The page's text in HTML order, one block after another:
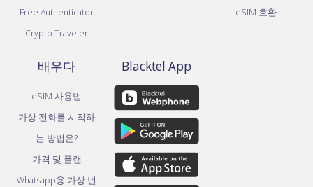
Free Authenticator
Crypto Traveler
eSIM 호환
배우다
eSIM 사용법
가상 전화를 시작하
는 방법은?
가격 및 플랜
Whatsapp용 가상 번
Blacktel App